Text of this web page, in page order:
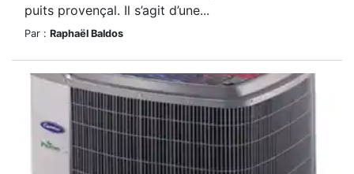
puits provençal. Il s’agit d’une...
Par : Raphaël Baldos